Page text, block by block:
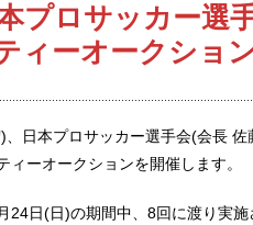
プロサッカー選
ィーオークショ
日本プロサッカー選手会(会長 佐
ーオークションを開催します。
24日(日)の期間中、8回に渡り実